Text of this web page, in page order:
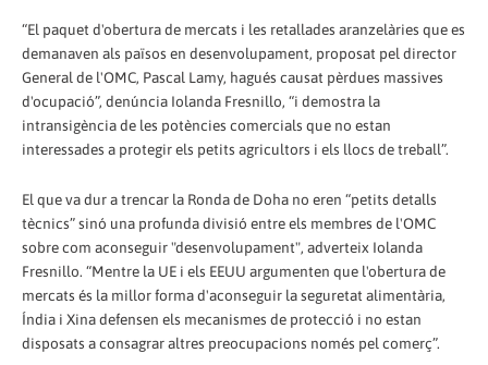
“El paquet d'obertura de mercats i les retallades aranzelàries que es
demanaven als països en desenvolupament, proposat pel director
General de l'OMC, Pascal Lamy, hagués causat pèrdues massives
d'ocupació”, denúncia Iolanda Fresnillo, “i demostra la
intransigència de les potències comercials que no estan
interessades a protegir els petits agricultors i els llocs de treball”.
El que va dur a trencar la Ronda de Doha no eren “petits detalls
tècnics” sinó una profunda divisió entre els membres de l'OMC
sobre com aconseguir "desenvolupament", adverteix Iolanda
Fresnillo. “Mentre la UE i els EEUU argumenten que l'obertura de
mercats és la millor forma d'aconseguir la seguretat alimentària,
Índia i Xina defensen els mecanismes de protecció i no estan
disposats a consagrar altres preocupacions només pel comerç”.